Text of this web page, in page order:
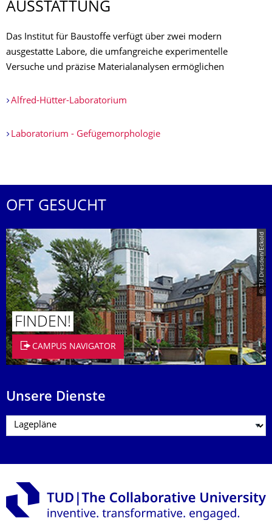
AUSSTATTUNG
Das Institut für Baustoffe verfügt über zwei modern
ausgestatte Labore, die umfangreiche experimentelle
Versuche und präzise Materialanalysen ermöglichen
Alfred-Hütter-Laboratorium
Laboratorium - Gefügemorphologie
OFT GESUCHT
© TU Dresden/Eckold
FINDEN!
CAMPUS NAVIGATOR
Unsere Dienste